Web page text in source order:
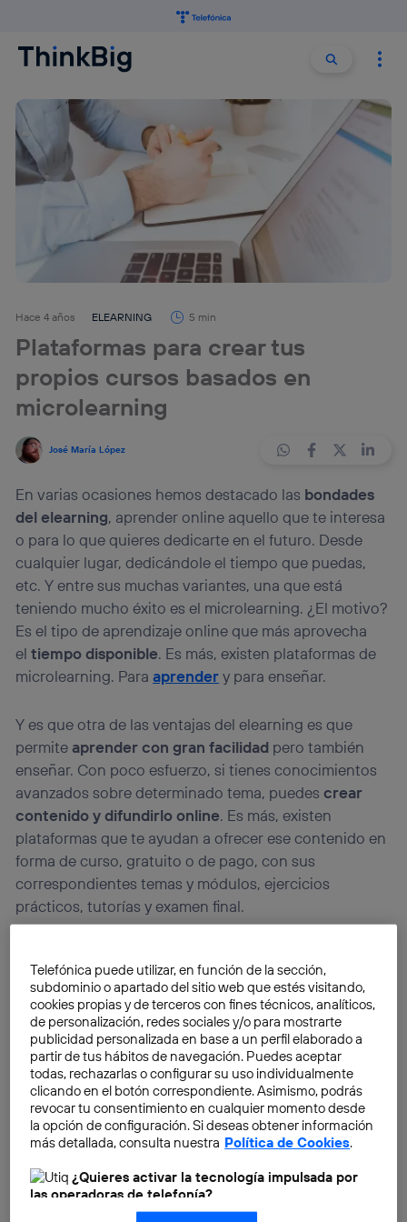
Buscar
Hace 4 años ELEARNING 5 min
Plataformas para crear tus
propios cursos basados en
microlearning
José María López
En varias ocasiones hemos destacado las bondades
del elearning, aprender online aquello que te interesa
o para lo que quieres dedicarte en el futuro. Desde
cualquier lugar, dedicándole el tiempo que puedas,
etc. Y entre sus muchas variantes, una que está
teniendo mucho éxito es el microlearning. ¿El motivo?
Es el tipo de aprendizaje online que más aprovecha
eltiempo disponible. Es más, existen plataformas de
microlearning. Paraaprendery para enseñar.
Y es que otra de las ventajas del elearning es que
permite aprender con gran facilidad pero también
enseñar. Con poco esfuerzo, si tienes conocimientos
avanzados sobre determinado tema, puedescrear
contenido y difundirlo online. Es más, existen
plataformas que te ayudan a ofrecer ese contenido en
forma de curso, gratuito o de pago, con sus
correspondientes temas y módulos, ejercicios
prácticos, tutorías y examen final.
Telefónica puede utilizar, en función de la sección,
subdominio o apartado del sitio web que estés visitando,
cookies propias y de terceros con fines técnicos, analíticos,
de personalización, redes sociales y/o para mostrarte
publicidad personalizada en base a un perfil elaborado a
partir de tus hábitos de navegación. Puedes aceptar
todas, rechazarlas o configurar su uso individualmente
clicando en el botón correspondiente. Asimismo, podrás
revocar tu consentimiento en cualquier momento desde
la opción de configuración. Si deseas obtener información
más detallada, consulta nuestra Política de Cookies.
¿Quieres activar la tecnología impulsada por
las operadoras de telefonía?
Nosotros, Telefónica S.A., utilizamos la tecnología Utiq para